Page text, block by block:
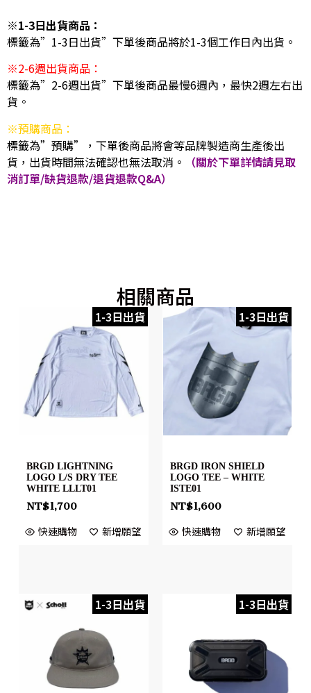
※1-3日出貨商品：
標籤為”1-3日出貨”下單後商品將於1-3個工作日內出貨。
※2-6週出貨商品：
標籤為”2-6週出貨”下單後商品最慢6週內，最快2週左右出
貨。
※預購商品：
標籤為”預購”，下單後商品將會等品牌製造商生產後出
貨，出貨時間無法確認也無法取消。
（關於下單詳情請見取
消訂單/缺貨退款/退貨退款Q&A）
相關商品
1-3日出貨
BRGD LIGHTNING
LOGO L/S DRY TEE
WHITE LLLT01
NT$1,700
快速購物 新增願望
1-3日出貨
BRGD IRON SHIELD
LOGO TEE – WHITE
ISTE01
NT$1,600
快速購物 新增願望
1-3日出貨 1-3日出貨